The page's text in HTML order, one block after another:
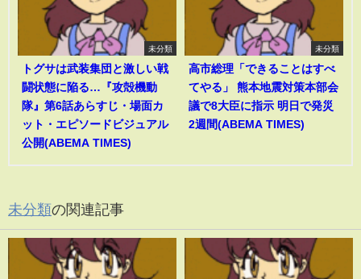
未分類
トグサは武装集団と激しい戦
闘状態に陥る…『攻殻機動
隊』第6話あらすじ・場面カ
ット・エピソードビジュアル
公開(ABEMA TIMES)
未分類
高市総理「できることはすべ
てやる」 熊本地震対策本部会
議で8大臣に指示 明日で発災
2週間(ABEMA TIMES)
未分類の関連記事